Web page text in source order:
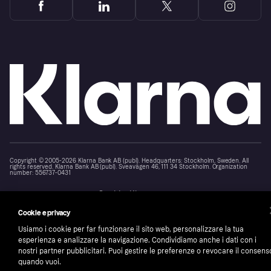
Copyright © 2005-2026 Klarna Bank AB (publ). Headquarters: Stockholm, Sweden. All
rights reserved. Klarna Bank AB (publ). Sveavägen 46, 111 34 Stockholm. Organization
number: 556737-0431
CookiesKlarna.com
Cookie e privacy
Usiamo i cookie per far funzionare il sito web, personalizzare la tua
esperienza e analizzare la navigazione. Condividiamo anche i dati con i
nostri partner pubblicitari. Puoi gestire le preferenze o revocare il
quando vuoi.